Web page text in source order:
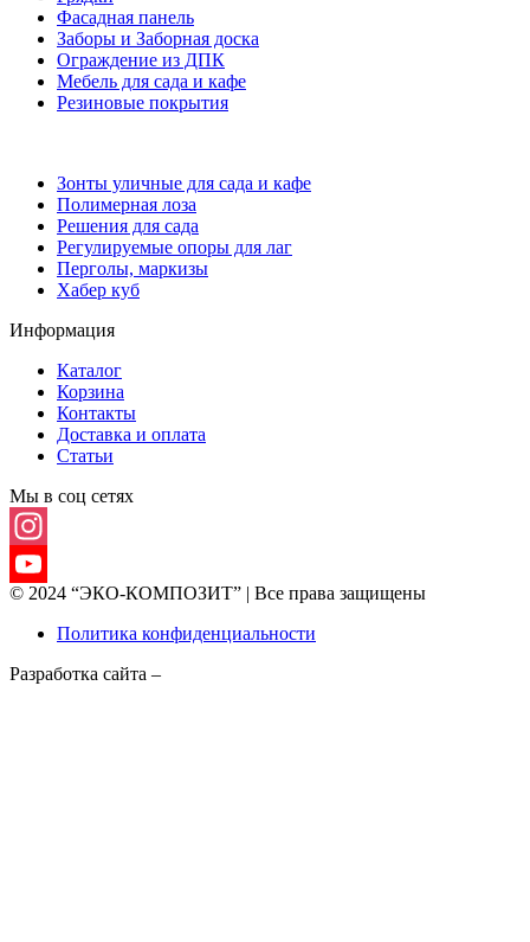
Фасадная панель
Заборы и Заборная доска
Ограждение из ДПК
Мебель для сада и кафе
Резиновые покрытия
Зонты уличные для сада и кафе
Полимерная лоза
Решения для сада
Регулируемые опоры для лаг
Перголы, маркизы
Хабер куб
Информация
Каталог
Корзина
Контакты
Доставка и оплата
Статьи
Мы в соц сетях
Instagram
YouTube
Channel
© 2024 “ЭКО-КОМПОЗИТ” | Все права защищены
Политика конфиденциальности
Разработка сайта –